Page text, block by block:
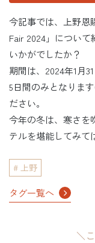
今記事では、上野恩
Fair 2024」について
いかがでしたか？
期間は、2024年1月
5日間のみとなりま
ださい。
今年の冬は、寒さを
テルを堪能してみて
上野
タグ一覧へ
＼